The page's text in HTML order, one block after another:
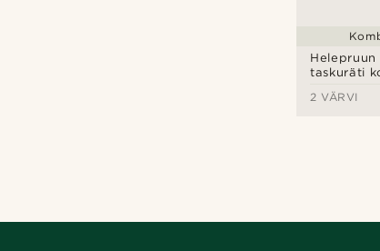
Helepruun
taskuräti
2 VÄRVI